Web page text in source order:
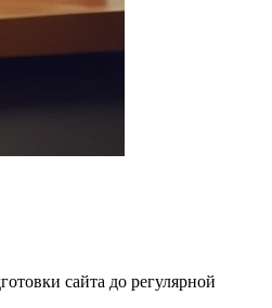
сайта до регулярной